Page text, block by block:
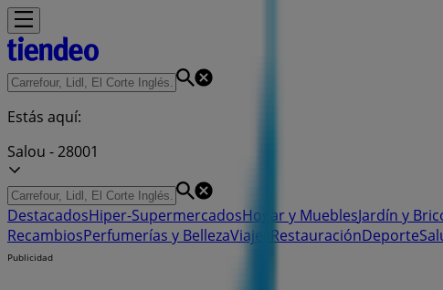
Estás aquí:
Salou - 28001
DestacadosHiper-SupermercadosHogar y MueblesJardín y
RecambiosPerfumerías y BellezaViajes RestauraciónDeporte
Publicidad